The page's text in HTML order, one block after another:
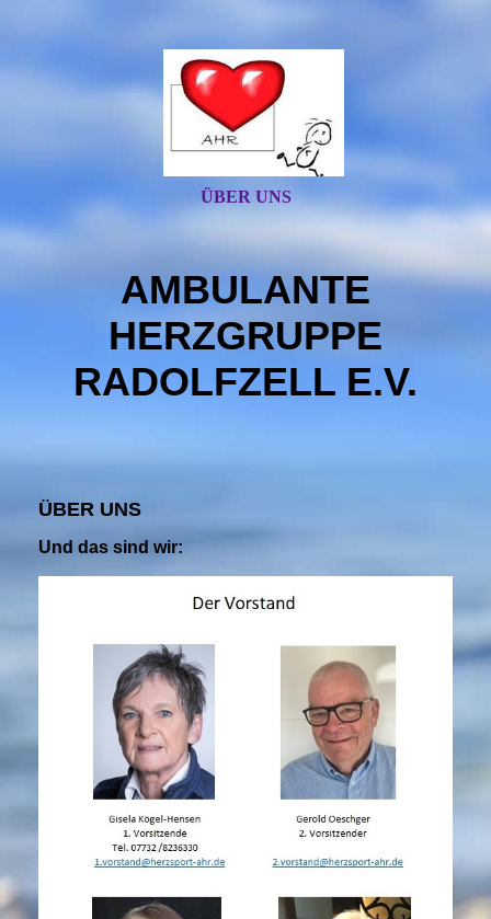
ÜBER UNS
AMBULANTE
HERZGRUPPE
RADOLFZELL E.V.
ÜBER UNS
Und das sind wir: